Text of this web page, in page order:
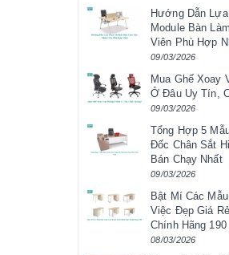
Hướng Dẫn
Module Bàn
Viên Phù Hợp
09/03/2026
Mua Ghế Xoay
Ở Đâu Uy Tín,
09/03/2026
Tổng Hợp 5
Đốc Chân Sắt
Bán Chạy Nhất
09/03/2026
Bật Mí Các
Việc Đẹp Giá
Chính Hãng 190
08/03/2026